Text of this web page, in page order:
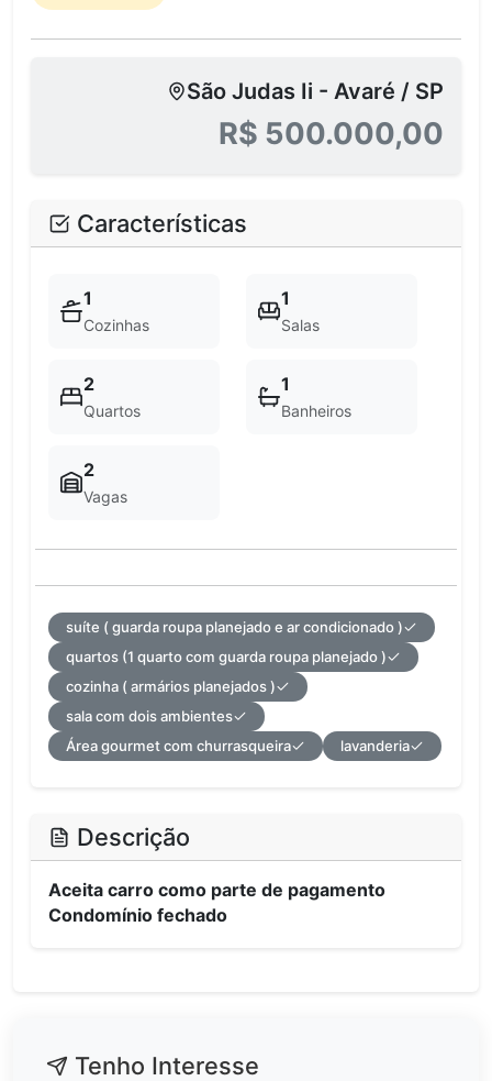
São Judas Ii - Avaré / SP
R$ 500.000,00
Características
1
Cozinhas
1
Salas
2
Quartos
1
Banheiros
2
Vagas
suíte ( guarda roupa planejado e ar condicionado )
quartos (1 quarto com guarda roupa planejado )
cozinha ( armários planejados )
sala com dois ambientes
Área gourmet com churrasqueira
lavanderia
Descrição
Aceita carro como parte de pagamento
Condomínio fechado
Tenho Interesse